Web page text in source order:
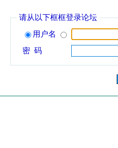
请从以下框框登录论坛
用户名
密 码